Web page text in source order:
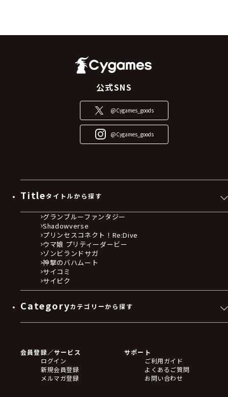
公式SNS
@Cygames_goods
@Cygames_goods
Titleタイトルから探す
グランブルーファンタジー
Shadowverse
プリンセスコネクト！Re:Dive
ウマ娘 プリティーダービー
ゾンビランドサガ
神撃のバハムート
サイコミ
サイピク
Categoryカテゴリーから探す
フィギュア
アクリルスタンド
バッジ
キーホルダー・ストラップ
会員登録／サービス
ログイン
新規会員登録
メルマガ登録
サポート
ご利用ガイド
よくあるご質問
お問い合わせ